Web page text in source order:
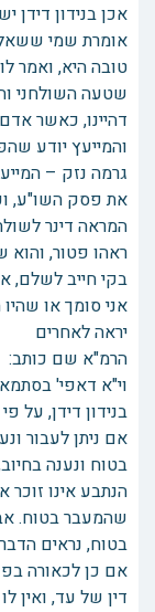
אכן בנידון דידן
אומרת שמי
טובה היא, ואמר
שטעה השולחני
דהיינו, כאשר
והמייעץ יודע
גרמה נזק –
את פסק השו"ע,
המראה דינר
ראהו פטור, והוא
בקי חייב לשלם,
אני סומך או
יראה לאחרים
הרמ"א שם כותב:
וי"א דאפי'
בנידון דידן, על
אם ניתן לעבור
בטוח ונענה
הנתבע אינו
שהמעבר בטוח.
בטוח, נראים
אם כן לכאורה
דין של עד, ואין